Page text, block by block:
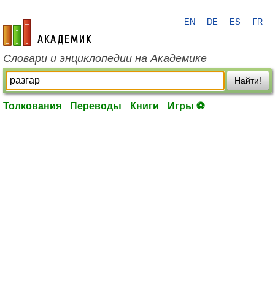
academic.ru
EN DE ES FR
Словари и энциклопедии на Академике
Найти!
Толкования Переводы Книги Игры ⚽